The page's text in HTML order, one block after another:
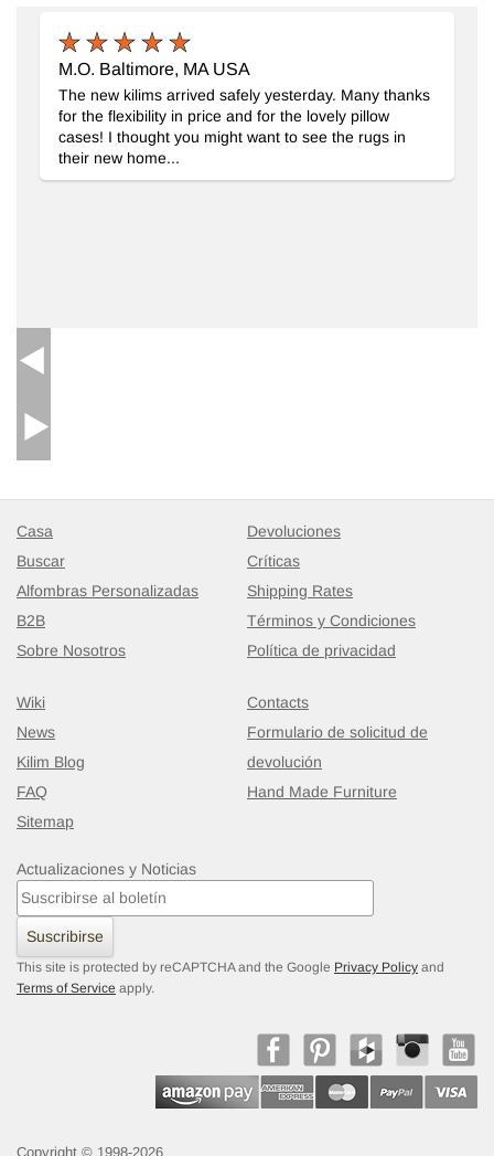
$389
M.O. Baltimore, MA USA
The new kilims arrived safely yesterday. Many thanks
for the flexibility in price and for the lovely pillow
cases! I thought you might want to see the rugs in
their new home...
Casa
Buscar
Alfombras Personalizadas
B2B
Sobre Nosotros
Devoluciones
Críticas
Shipping Rates
Términos y Condiciones
Política de privacidad
Wiki
News
Kilim Blog
FAQ
Sitemap
Contacts
Formulario de solicitud de
devolución
Hand Made Furniture
Actualizaciones y Noticias
Suscribirse
This site is protected by reCAPTCHA and the Google Privacy Policy and
Terms of Service apply.
Copyright © 1998-2026